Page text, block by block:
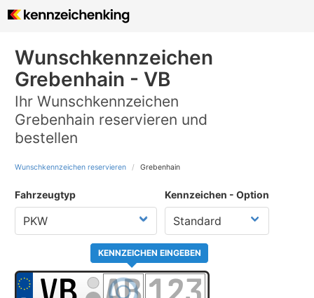
Wunschkennzeichen
Grebenhain - VB
Ihr Wunschkennzeichen
Grebenhain reservieren und
bestellen
Wunschkennzeichen reservieren Grebenhain
Fahrzeugtyp Kennzeichen - Option
KENNZEICHEN EINGEBEN